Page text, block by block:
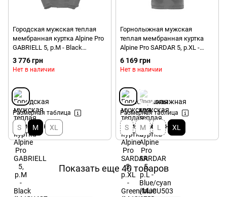
Городская мужская теплая
мембранная куртка Alpine Pro
GABRIELL 5, р.M - Black
(MJCU487 990)
3 776 грн
Нет в наличии
Размерная таблица
S M XL
Горнолыжная мужская
теплая мембранная куртка
Alpine Pro SARDAR 5, р.XL -
Green/blue (MJCU503 575)
6 169 грн
Нет в наличии
Размерная таблица
S M L XL
Показать еще 40 товаров